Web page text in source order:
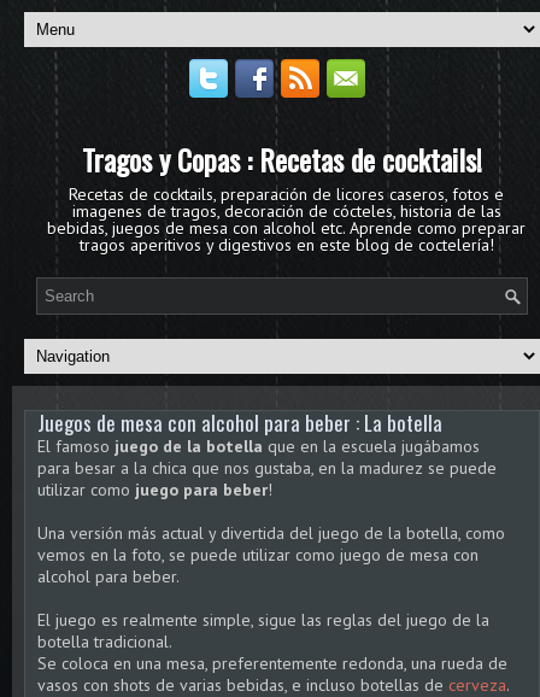
Tragos y Copas : Recetas de cocktails!
Recetas de cocktails, preparación de licores caseros, fotos e
imagenes de tragos, decoración de cócteles, historia de las
bebidas, juegos de mesa con alcohol etc. Aprende como preparar
tragos aperitivos y digestivos en este blog de coctelería!
Juegos de mesa con alcohol para beber : La botella
El famoso juego de la botella que en la escuela jugábamos
para besar a la chica que nos gustaba, en la madurez se puede
utilizar como juego para beber!
Una versión más actual y divertida del juego de la botella, como
vemos en la foto, se puede utilizar como juego de mesa con
alcohol para beber.
El juego es realmente simple, sigue las reglas del juego de la
botella tradicional.
Se coloca en una mesa, preferentemente redonda, una rueda de
vasos con shots de varias bebidas, e incluso botellas de cerveza.